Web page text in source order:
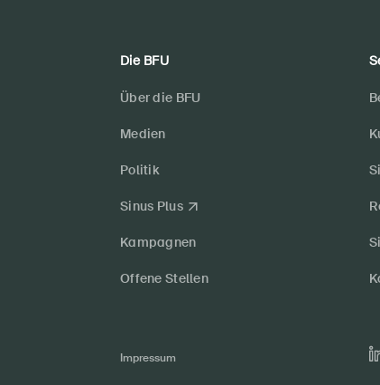
Die BFU
Über die BFU
Medien
Politik
Sinus Plus
Kampagnen
Offene Stellen
Impressum